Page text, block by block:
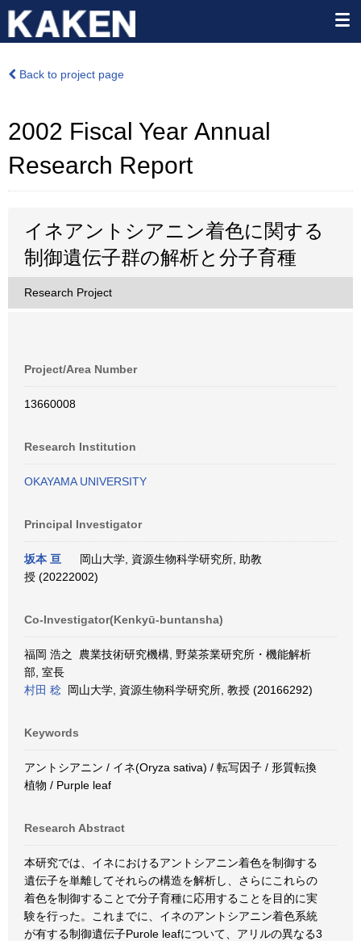
Back to project page
2002 Fiscal Year Annual
Research Report
イネアントシアニン着色に関する
制御遺伝子群の解析と分子育種
Research Project
Project/Area Number
13660008
Research Institution
OKAYAMA UNIVERSITY
Principal Investigator
坂本 亘
岡山大学, 資源生物科学研究所, 助教
授 (20222002)
Co-Investigator(Kenkyū-buntansha)
福岡 浩之 農業技術研究機構, 野菜茶業研究所・機能解析
部, 室長
村田 稔 岡山大学, 資源生物科学研究所, 教授 (20166292)
Keywords
アントシアニン / イネ(Oryza sativa) / 転写因子 / 形質転換
植物 / Purple leaf
Research Abstract
本研究では、イネにおけるアントシアニン着色を制御する
遺伝子を単離してそれらの構造を解析し、さらにこれらの
着色を制御することで分子育種に応用することを目的に実
験を行った。これまでに、イネのアントシアニン着色系統
が有する制御遺伝子Purole leafについて、アリルの異なる3